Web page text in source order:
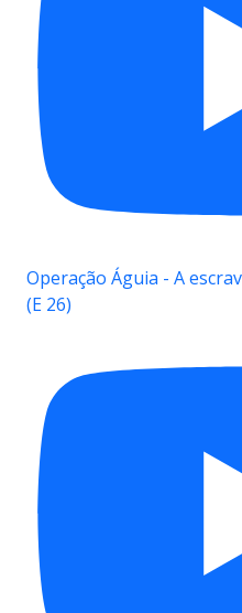
Operação Águia - A
(E 26)